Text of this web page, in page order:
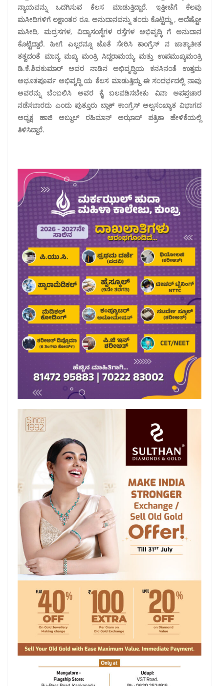
ನ್ಯಾಯವನ್ನು ಒದಗಿಸುವ ಕೆಲಸ ಮಾಡುತ್ತಿದ್ದಾರೆ. ಇತ್ತೀಚೆಗೆ ಕೆಲವು
ಮಸೀದಿಗಳಿಗೆ ಲಕ್ಷಾಂತರ ರೂ. ಅನುದಾನವನ್ನು ತಂದು ಕೊಟ್ಟಿದ್ದು , ಅದೆಷ್ಟೋ
ಮಸೀದಿ, ಮದ್ರಸಗಳ, ವಿದ್ಯಾಸಂಸ್ಥೆಗಳ ರಸ್ತೆಗಳ ಅಭಿವೃದ್ಧಿ ಗೆ ಅನುದಾನ
ಕೊಟ್ಟಿದ್ದಾರೆ. ಹೀಗೆ ಎಲ್ಲರನ್ನೂ ಜೊತೆ ಸೇರಿಸಿ ಕಾಂಗ್ರೆಸ್ ನ ಜಾತ್ಯಾತೀತ
ತತ್ವದಂತೆ ಮಾನ್ಯ ಮಖ್ಯ ಮಂತ್ರಿ ಸಿದ್ದರಾಮಯ್ಯ ಮತ್ತು ಉಪಮುಖ್ಯಮಂತ್ರಿ
ಡಿ.ಕೆ.ಶಿವಕುಮಾರ್ ಅವರ ನಾಡಿನ ಅಭಿವೃದ್ಧಿಯ ಕನಸಿನಂತೆ ಉತ್ತಮ
ಅಭೂತಪೂರ್ವ ಅಭಿವೃದ್ಧಿ ಯ ಕೆಲಸ ಮಾಡುತ್ತಿದ್ದು ಈ ಸಂದರ್ಭದಲ್ಲಿ ನಾವು
ಅವರನ್ನು ಬೆಂಬಲಿಸಿ ಅವರ ಕೈ ಬಲಪಡಿಸಬೇಕು ವಿನಾ ಅಪಪ್ರಚಾರ
ನಡೆಸಬಾರದು ಎಂದು ಪುತ್ತೂರು ಬ್ಲಾಕ್ ಕಾಂಗ್ರೆಸ್ ಅಲ್ಪಸಂಖ್ಯಾತ ವಿಭಾಗದ
ಅಧ್ಯಕ್ಷ ಹಾಜಿ ಅಬ್ದುಲ್ ರಹಿಮಾನ್ ಅಝಾದ್ ಪತ್ರಿಕಾ ಹೇಳಿಕೆಯಲ್ಲಿ
ತಿಳಿಸಿದ್ದಾರೆ.